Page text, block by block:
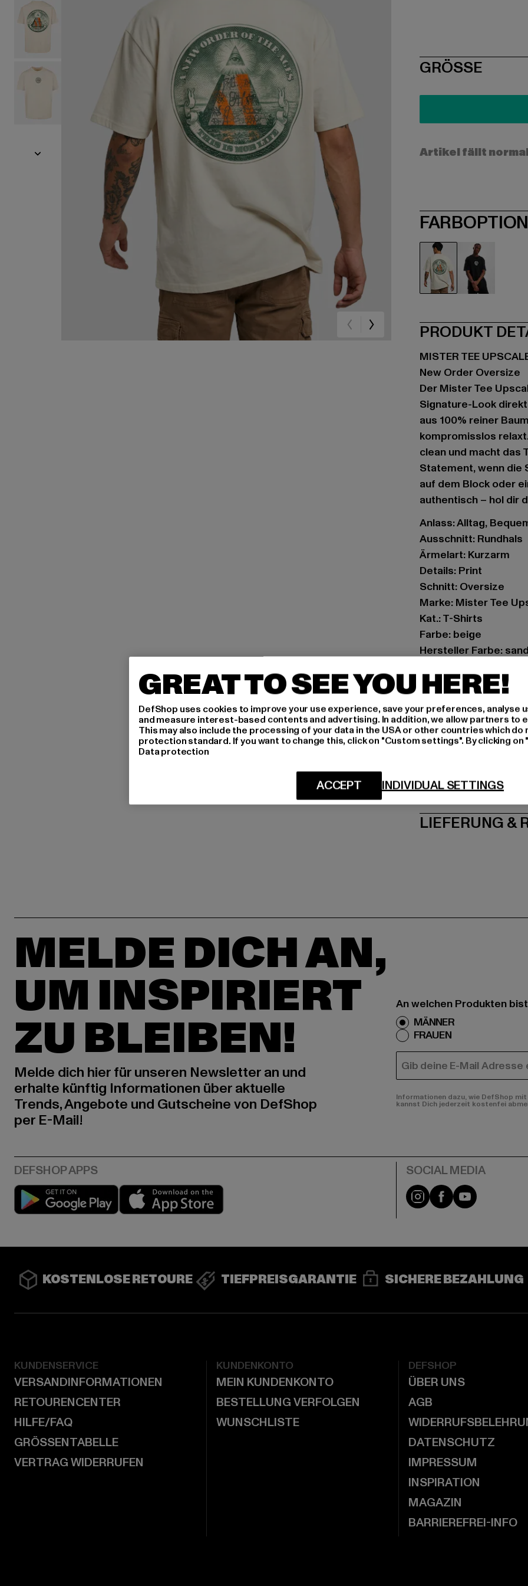
SIZE
GRÖSSE
Artikel fällt
PRODUKT
MISTER TEE
New Order Oversize
Der Mister Tee
Signature-Look
aus 100% reiner
kompromisslos
clean und macht das
Statement, wenn die
auf dem Block oder
authentisch – hol dir
Anlass: Alltag,
Ausschnitt: Rundhals
Ärmelart: Kurzarm
Details: Print
Schnitt: Oversize
Marke: Mister Tee
Kat.: T-Shirts
Farbe: beige
Hersteller Farbe: sand
Art.Nr: MT2544-00208
Hersteller: TB
Dr.-Robert-Murjahn-
LIEFERUNG &
MELDE DICH AN,
UM INSPIRIERT
ZU BLEIBEN!
Melde dich hier für unseren Newsletter an und
erhalte künftig Informationen über aktuelle
Trends, Angebote und Gutscheine von DefShop
per E-Mail!
An welchen Produkten
MÄNNER
FRAUEN
E-MAIL
Informationen dazu, wie DefShop
kannst Dich jederzeit kostenfei
Play market Instagram
FacebookYouTube
KOSTENLOSE RETOURE TIEFPREISGARANTIE SICHERE BEZAHLUNG
KUNDENSERVICE
VERSANDINFORMATIONEN
RETOURENCENTER
HILFE/FAQ
GRÖSSENTABELLE
VERTRAG WIDERRUFEN
KUNDENKONTO
MEIN KUNDENKONTO
BESTELLUNG VERFOLGEN
WUNSCHLISTE
DEFSHOP
ÜBER UNS
AGB
DATENSCHUTZ
IMPRESSUM
INSPIRATION
MAGAZIN
BARRIEREFREI-INFO
GREAT TO SEE YOU HERE!
DefShop uses cookies to improve your use experience, save your preferences, analyse
and measure interest-based contents and advertising. In addition, we allow partners to
This may also include the processing of your data in the USA or other countries which do
protection standard. If you want to change this, click on "Custom settings". By clicking
Data protection
INDIVIDUAL SETTINGS
ACCEPT